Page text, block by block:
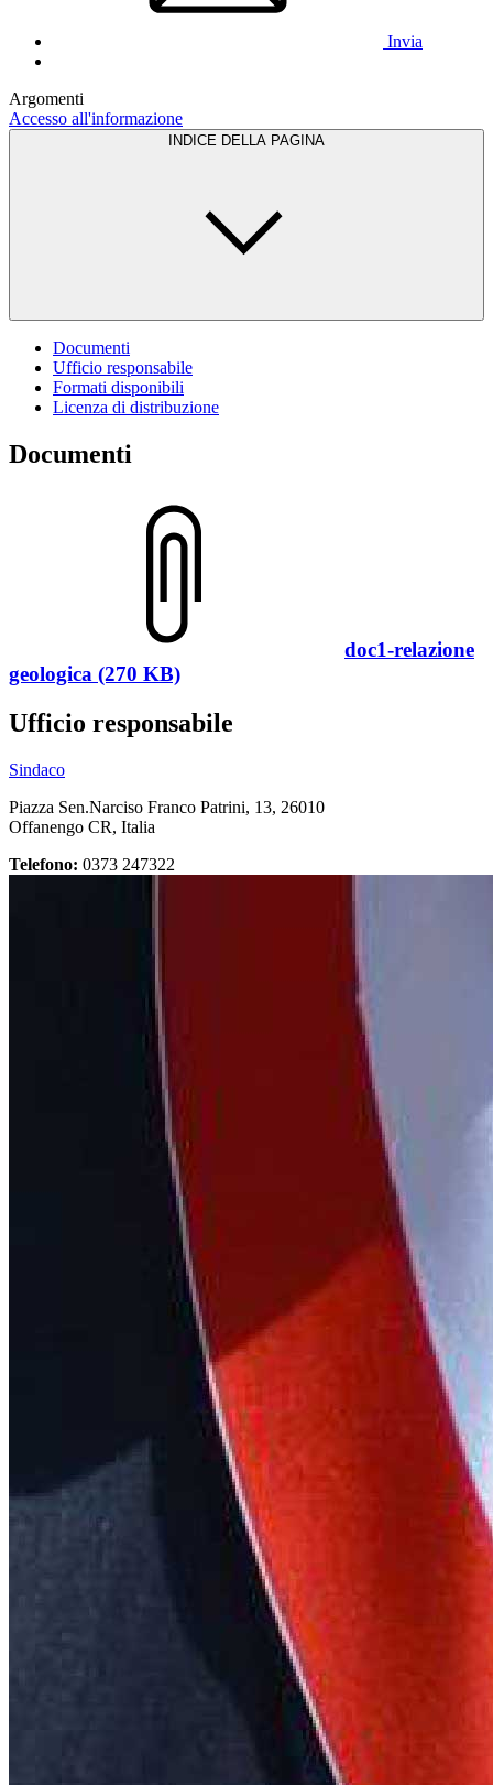
Invia
Argomenti
Accesso all'informazione
INDICE DELLA PAGINA
Documenti
Ufficio responsabile
Formati disponibili
Licenza di distribuzione
Documenti
doc1-relazione
geologica (270 KB)
Ufficio responsabile
Sindaco
Piazza Sen.Narciso Franco Patrini, 13, 26010
Offanengo CR, Italia
Telefono: 0373 247322